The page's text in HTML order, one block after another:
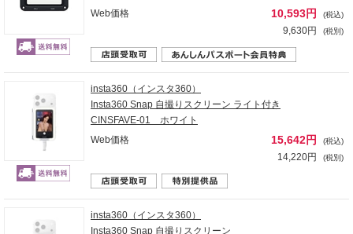
Web価格
10,593円 (税込)
9,630円 (税別)
insta360（インスタ360）
Insta360 Snap 自撮りスクリーン ライト付き
CINSFAVE-01 ホワイト
Web価格
15,642円 (税込)
14,220円 (税別)
insta360（インスタ360）
Insta360 Snap 自撮りスクリーン